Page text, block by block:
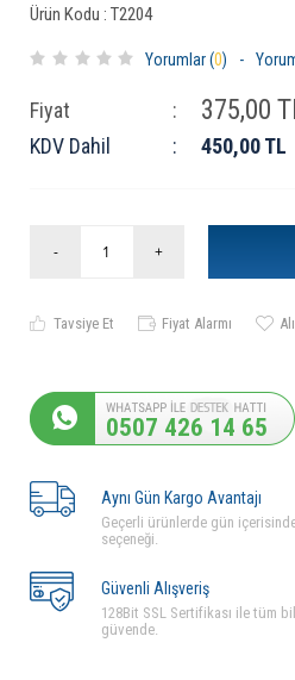
Ürün Kodu : T2204
Yorumlar (0) -
Fiyat : 375,00
KDV Dahil : 450,00TL
- +
Tavsiye Et Fiyat Alarmı
0507 426 14 65
Aynı Gün Kargo Avantajı
Geçerli ürünlerde gün
seçeneği.
Güvenli Alışveriş
128Bit SSL Sertifikası ile tüm
güvende.